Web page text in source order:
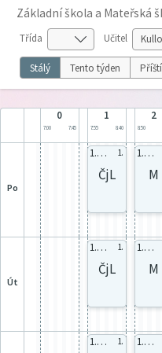
Základní škola a Mateřská
Třída Učitel
Stálý Tento týden
0
7:00 7:45
1
7:55 8:40
2
8:50
po
1. ČJa 1.
ČjL
1. celá
M
út
1. ČJa 1.
ČjL
1. celá
M
1. ČJa 1. 1. AJa